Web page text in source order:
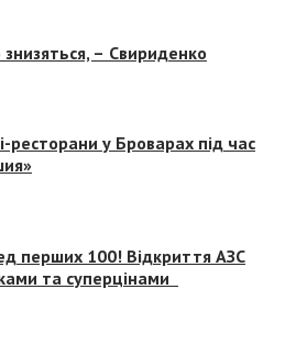
– Свириденко
у Броварах під час
перших 100! Відкриття АЗС
та суперцінами